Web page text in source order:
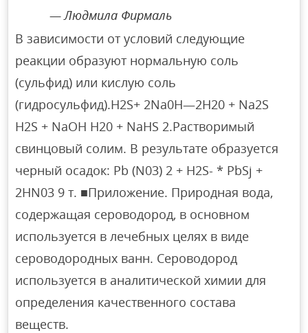
Людмила Фирмаль
В зависимости от условий следующие
реакции образуют нормальную соль
(сульфид) или кислую соль
(гидросульфид).H2S+ 2Na0H—2H20 + Na2S
H2S + NaOH H20 + NaHS 2.Растворимый
свинцовый солим. В результате образуется
черный осадок: Pb (N03) 2 + H2S- * PbSj +
2HN03 9 т. ■Приложение. Природная вода,
содержащая сероводород, в основном
используется в лечебных целях в виде
сероводородных ванн. Сероводород
используется в аналитической химии для
определения качественного состава
веществ.